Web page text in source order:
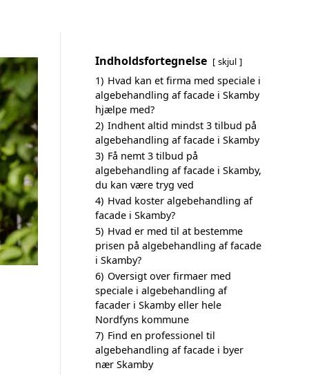
Indholdsfortegnelse skjul
1) Hvad kan et firma med speciale i
algebehandling af facade i Skamby
hjælpe med?
2) Indhent altid mindst 3 tilbud på
algebehandling af facade i Skamby
3) Få nemt 3 tilbud på
algebehandling af facade i Skamby,
du kan være tryg ved
4) Hvad koster algebehandling af
facade i Skamby?
5) Hvad er med til at bestemme
prisen på algebehandling af facade
i Skamby?
6) Oversigt over firmaer med
speciale i algebehandling af
facader i Skamby eller hele
Nordfyns kommune
7) Find en professionel til
algebehandling af facade i byer
nær Skamby